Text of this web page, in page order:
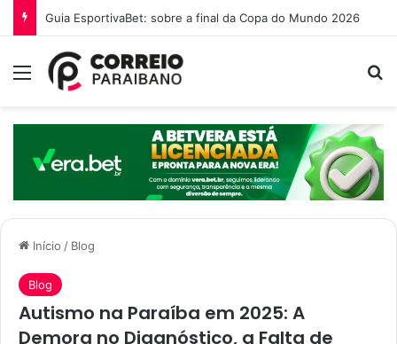
O que é a Ebinex e por que traders brasileiros estão migrando para ela em 2026
Menu
Início / Blog
Blog
Autismo na Paraíba em 2025: A
Demora no Diagnóstico, a Falta de